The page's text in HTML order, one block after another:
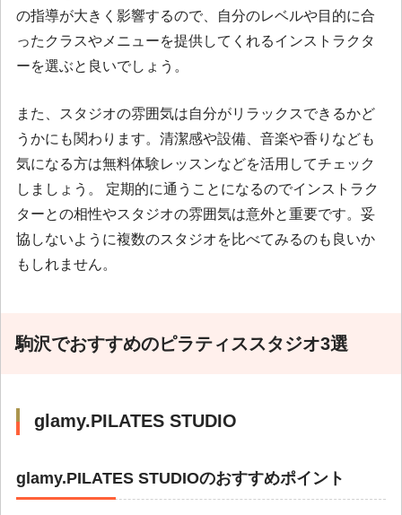
の指導が大きく影響するので、自分のレベルや目的に合
ったクラスやメニューを提供してくれるインストラクタ
ーを選ぶと良いでしょう。
また、スタジオの雰囲気は自分がリラックスできるかど
うかにも関わります。清潔感や設備、音楽や香りなども
気になる方は無料体験レッスンなどを活用してチェック
しましょう。 定期的に通うことになるのでインストラク
ターとの相性やスタジオの雰囲気は意外と重要です。妥
協しないように複数のスタジオを比べてみるのも良いか
もしれません。
駒沢でおすすめのピラティススタジオ3選
glamy.PILATES STUDIO
glamy.PILATES STUDIOのおすすめポイント